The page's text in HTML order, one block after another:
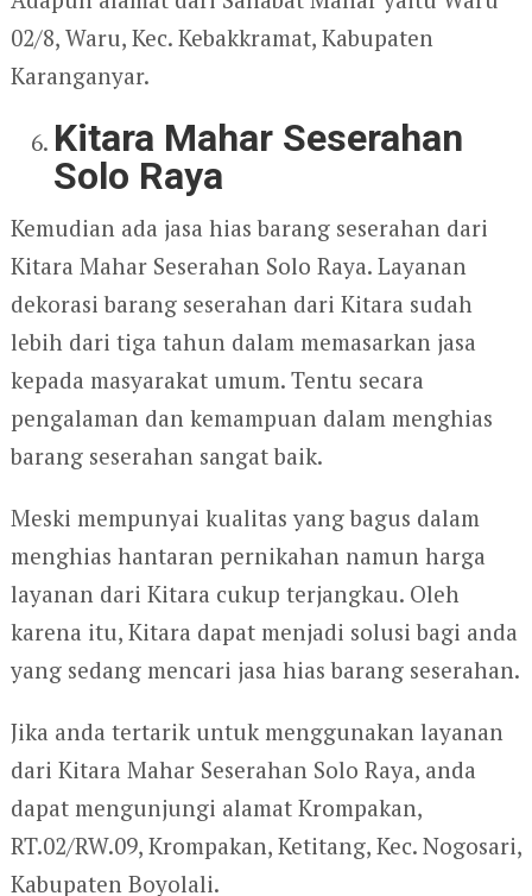
02/8, Waru, Kec. Kebakkramat, Kabupaten
Karanganyar.
Kitara Mahar Seserahan
Solo Raya
Kemudian ada jasa hias barang seserahan dari
Kitara Mahar Seserahan Solo Raya. Layanan
dekorasi barang seserahan dari Kitara sudah
lebih dari tiga tahun dalam memasarkan jasa
kepada masyarakat umum. Tentu secara
pengalaman dan kemampuan dalam menghias
barang seserahan sangat baik.
Meski mempunyai kualitas yang bagus dalam
menghias hantaran pernikahan namun harga
layanan dari Kitara cukup terjangkau. Oleh
karena itu, Kitara dapat menjadi solusi bagi anda
yang sedang mencari jasa hias barang seserahan.
Jika anda tertarik untuk menggunakan layanan
dari Kitara Mahar Seserahan Solo Raya, anda
dapat mengunjungi alamat Krompakan,
RT.02/RW.09, Krompakan, Ketitang, Kec. Nogosari,
Kabupaten Boyolali.